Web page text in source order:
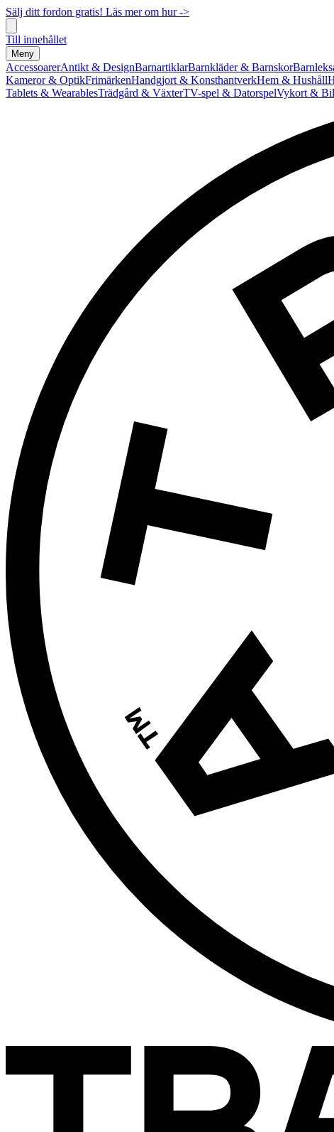
Sälj ditt fordon gratis! Läs mer om hur ->
Till innehållet
Meny
AccessoarerAntikt & DesignBarnartiklarBarnkläder & Barnskor
Kameror & OptikFrimärkenHandgjort & KonsthantverkHem & Hushåll
Tablets & WearablesTrädgård & VäxterTV-spel & DatorspelVykort &